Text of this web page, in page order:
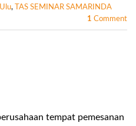
,
TAS SEMINAR SAMARINDA
1 Comment
tempat pemesanan